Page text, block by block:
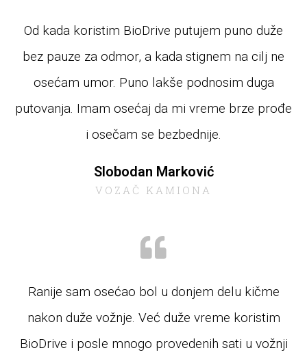
Od kada koristim BioDrive putujem puno duže
bez pauze za odmor, a kada stignem na cilj ne
osećam umor. Puno lakše podnosim duga
putovanja. Imam osećaj da mi vreme brze prođe
i osečam se bezbednije.
Slobodan Marković
VOZAČ KAMIONA
Ranije sam osećao bol u donjem delu kičme
nakon duže vožnje. Već duže vreme koristim
BioDrive i posle mnogo provedenih sati u vožnji